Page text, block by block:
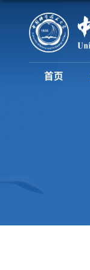
首页